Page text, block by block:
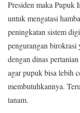
Presiden maka Pupuk
untuk mengatasi
peningkatan sistem
pengurangan birokrasi
dengan dinas
agar pupuk bisa lebih
membutuhkannya.
tanam.